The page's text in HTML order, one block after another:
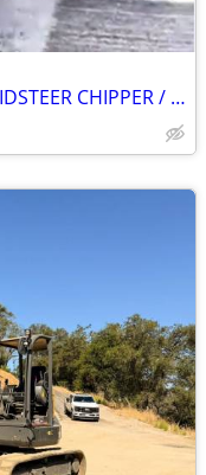
SKID STEER CHIP SEAL BUCKET /SKIDSTEER CHIPPER / GRAVEL SPREADER PLEA